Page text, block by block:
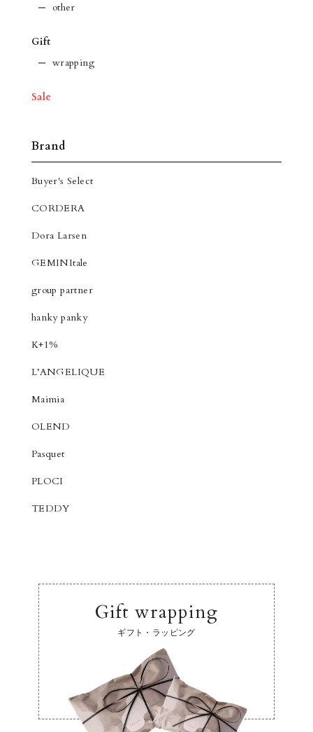
other
Gift
wrapping
Sale
Brand
Buyer's Select
CORDERA
Dora Larsen
GEMINItale
group partner
hanky panky
K+1%
L’ANGELIQUE
Maimia
OLEND
Pasquet
PLOCI
TEDDY
Gift wrapping
ギフト・ラッピング